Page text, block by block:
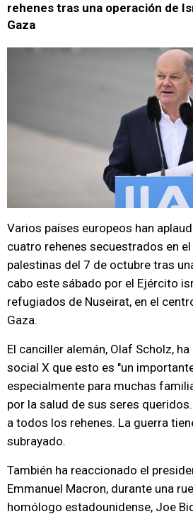
rehenes tras una operación de
Gaza
Varios países europeos han
cuatro rehenes secuestrados en
palestinas del 7 de octubre tras
cabo este sábado por el Ejército
refugiados de Nuseirat, en el
Gaza.
El canciller alemán, Olaf Scholz,
social X que esto es "un
especialmente para muchas
por la salud de sus seres
a todos los rehenes. La guerra
subrayado.
También ha reaccionado el
Emmanuel Macron, durante una
homólogo estadounidense, Joe